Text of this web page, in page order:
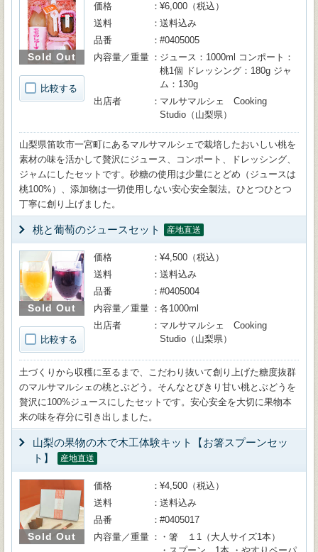
Sold Out
比較する
価格
¥6,000（税込）
送料
送料込み
品番
#0405005
内容量／重量
ジュース：1000ml コンポート：
桃1個 ドレッシング：180g ジャ
ム：130g
出店者
マルサマルシェ Cooking
Studio（山梨県）
山梨県笛吹市一宮町にあるマルサマルシェで栽培したおいしい桃を
素材の味を活かして贅沢にジュース、コンポート、ドレッシング、
ジャムにしたセットです。砂糖の使用は少量にとどめ（ジュースは
桃100%）、添加物は一切使用しない安心安全製法。ひとつひとつ
丁寧に創り上げました。
桃と葡萄のジュースセット 産地直送
Sold Out
比較する
価格
¥4,500（税込）
送料
送料込み
品番
#0405004
内容量／重量
各1000ml
出店者
マルサマルシェ Cooking
Studio（山梨県）
土づくりから収穫に至るまで、こだわり抜いて創り上げた糖度抜群
のマルサマルシェの桃とぶどう。そんなとびきり甘い桃とぶどうを
贅沢に100%ジュースにしたセットです。安心安全を大切に果物本
来の味を存分に引き出しました。
山梨の果物の木で木工体験キット【お箸スプーンセッ
ト】
産地直送
Sold Out
価格
¥4,500（税込）
送料
送料込み
品番
#0405017
内容量／重量
・箸 １1（大人サイズ1本）